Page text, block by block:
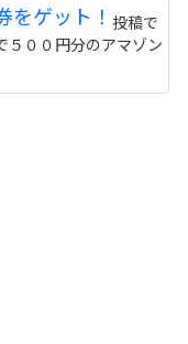
をゲット！ 投稿で
５００円分のアマゾン